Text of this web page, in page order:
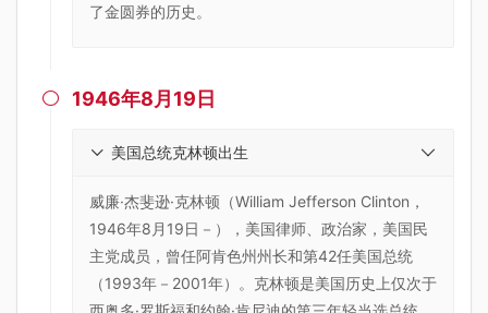
了金圆券的历史。
 1946年8月19日
美国总统克林顿出生
威廉·杰斐逊·克林顿（William Jefferson Clinton，
1946年8月19日－），美国律师、政治家，美国民
主党成员，曾任阿肯色州州长和第42任美国总统
（1993年－2001年）。克林顿是美国历史上仅次于